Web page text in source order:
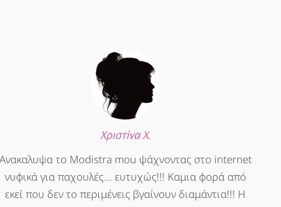
Χριστίνα Χ.
Ανακαλυψα το Modistra mou ψάχνοντας στο internet
νυφικά για παχουλές... ευτυχώς!!! Καμια φορά από
εκεί που δεν το περιμένεις βγαίνουν διαμάντια!!! Η